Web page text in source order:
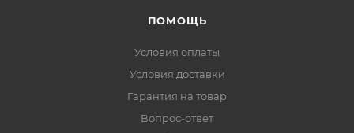
ПОМОЩЬ
Условия оплаты
Условия доставки
Гарантия на товар
Вопрос-ответ